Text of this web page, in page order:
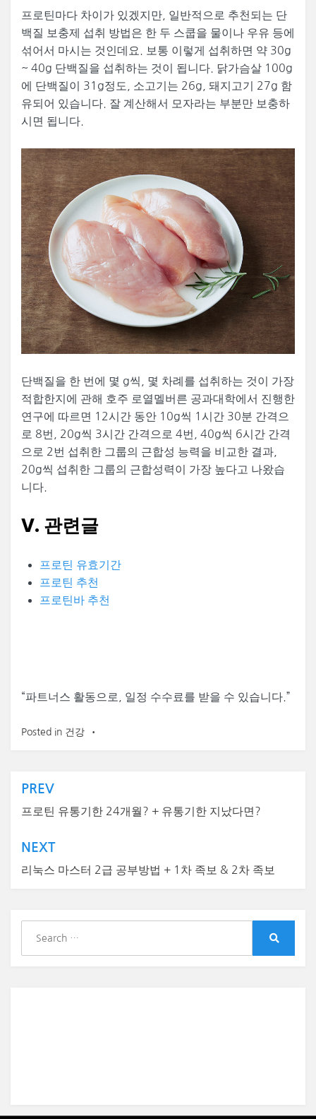
프로틴마다 차이가 있겠지만, 일반적으로 추천되는 단
백질 보충제 섭취 방법은 한 두 스쿱을 물이나 우유 등에
섞어서 마시는 것인데요. 보통 이렇게 섭취하면 약 30g
~ 40g 단백질을 섭취하는 것이 됩니다. 닭가슴살 100g
에 단백질이 31g정도, 소고기는 26g, 돼지고기 27g 함
유되어 있습니다. 잘 계산해서 모자라는 부분만 보충하
시면 됩니다.
단백질을 한 번에 몇 g씩, 몇 차례를 섭취하는 것이 가장
적합한지에 관해 호주 로열멜버른 공과대학에서 진행한
연구에 따르면 12시간 동안 10g씩 1시간 30분 간격으
로 8번, 20g씩 3시간 간격으로 4번, 40g씩 6시간 간격
으로 2번 섭취한 그룹의 근합성 능력을 비교한 결과,
20g씩 섭취한 그룹의 근합성력이 가장 높다고 나왔습
니다.
V. 관련글
프로틴 유효기간
프로틴 추천
프로틴바 추천
“파트너스 활동으로, 일정 수수료를 받을 수 있습니다.”
Posted in 건강
글
탐
색
PREV
프로틴 유통기한 24개월? + 유통기한 지났다면?
NEXT
리눅스 마스터 2급 공부방법 + 1차 족보 & 2차 족보
a